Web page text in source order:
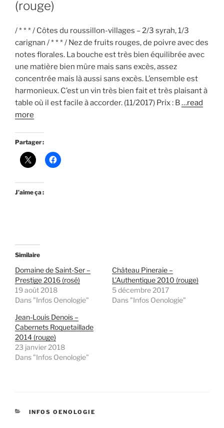
(rouge)
/ * * * / Côtes du roussillon-villages – 2/3 syrah, 1/3
carignan / * * * / Nez de fruits rouges, de poivre avec des
notes florales. La bouche est très bien équilibrée avec
une matière bien mûre mais sans excès, assez
concentrée mais là aussi sans excès. L’ensemble est
harmonieux. C’est un vin très bien fait et très plaisant à
table où il est facile à accorder. (11/2017) Prix : B…read
more
Partager :
J’aime ça :
Similaire
Domaine de Saint-Ser –
Prestige 2016 (rosé)
19 août 2018
Dans "Infos Oenologie"
Château Pineraie –
L’Authentique 2010 (rouge)
5 décembre 2017
Dans "Infos Oenologie"
Jean-Louis Denois –
Cabernets Roquetaillade
2014 (rouge)
23 janvier 2018
Dans "Infos Oenologie"
CATÉGORIES
INFOS OENOLOGIE